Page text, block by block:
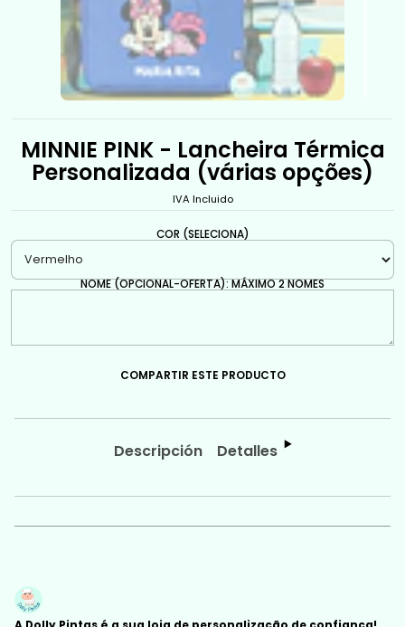
MINNIE PINK - Lancheira Térmica
Personalizada (várias opções)
IVA Incluido
COR (SELECIONA)
NOME (OPCIONAL-OFERTA): MÁXIMO 2 NOMES
COMPARTIR ESTE PRODUCTO
Descripción Detalles